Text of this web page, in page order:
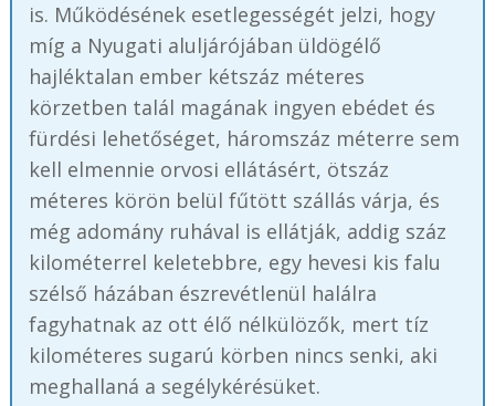
is. Működésének esetlegességét jelzi, hogy
míg a Nyugati aluljárójában üldögélő
hajléktalan ember kétszáz méteres
körzetben talál magának ingyen ebédet és
fürdési lehetőséget, háromszáz méterre sem
kell elmennie orvosi ellátásért, ötszáz
méteres körön belül fűtött szállás várja, és
még adomány ruhával is ellátják, addig száz
kilométerrel keletebbre, egy hevesi kis falu
szélső házában észrevétlenül halálra
fagyhatnak az ott élő nélkülözők, mert tíz
kilométeres sugarú körben nincs senki, aki
meghallaná a segélykérésüket.